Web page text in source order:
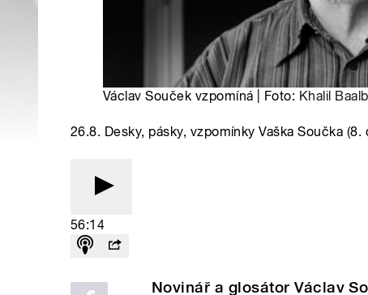
Václav Souček vzpomíná | Foto: Khalil
26.8. Desky, pásky, vzpomínky Vaška Součka (8.
56:14
Novinář a glosátor Václav